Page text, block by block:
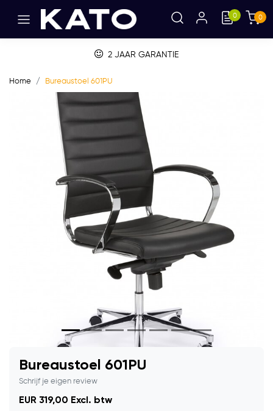
0 0
2 JAAR GARANTIE
Home Bureaustoel 601PU
Bureaustoel 601PU
Schrijf je eigen review
EUR 319,00 Excl. btw